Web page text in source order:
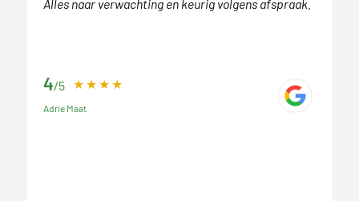
Alles naar verwachting en keurig volgens afspraak.
4/5
Adrie Maat